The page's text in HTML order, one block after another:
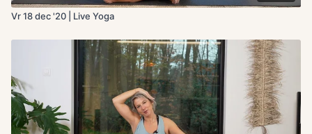
Vr 18 dec '20 | Live Yoga